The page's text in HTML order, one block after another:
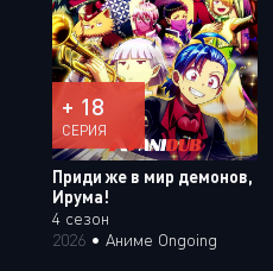
+ 18
СЕРИЯ
Приди же в мир демонов,
Ирума!
4 сезон
2026 • Аниме Ongoing